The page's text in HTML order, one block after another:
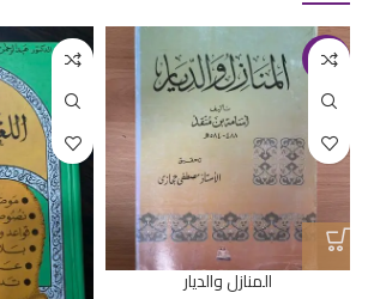
-36%
المنازل والديار